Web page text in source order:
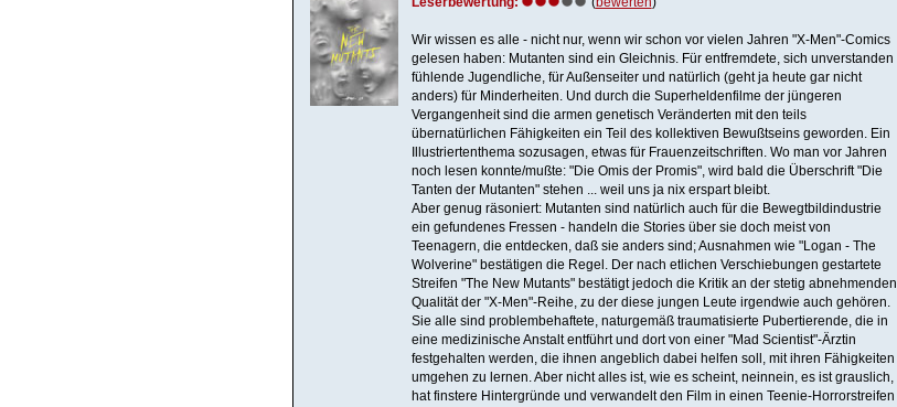
Wir wissen es alle - nicht nur, wenn wir schon vor vielen Jahren "X-Men"-Comics
gelesen haben: Mutanten sind ein Gleichnis. Für entfremdete, sich unverstanden
fühlende Jugendliche, für Außenseiter und natürlich (geht ja heute gar nicht
anders) für Minderheiten. Und durch die Superheldenfilme der jüngeren
Vergangenheit sind die armen genetisch Veränderten mit den teils
übernatürlichen Fähigkeiten ein Teil des kollektiven Bewußtseins geworden. Ein
Illustriertenthema sozusagen, etwas für Frauenzeitschriften. Wo man vor Jahren
noch lesen konnte/mußte: "Die Omis der Promis", wird bald die Überschrift "Die
Tanten der Mutanten" stehen ... weil uns ja nix erspart bleibt.
Aber genug räsoniert: Mutanten sind natürlich auch für die Bewegtbildindustrie
ein gefundenes Fressen - handeln die Stories über sie doch meist von
Teenagern, die entdecken, daß sie anders sind; Ausnahmen wie "Logan - The
Wolverine" bestätigen die Regel. Der nach etlichen Verschiebungen gestartete
Streifen "The New Mutants" bestätigt jedoch die Kritik an der stetig abnehmenden
Qualität der "X-Men"-Reihe, zu der diese jungen Leute irgendwie auch gehören.
Sie alle sind problembehaftete, naturgemäß traumatisierte Pubertierende, die in
eine medizinische Anstalt entführt und dort von einer "Mad Scientist"-Ärztin
festgehalten werden, die ihnen angeblich dabei helfen soll, mit ihren Fähigkeiten
umgehen zu lernen. Aber nicht alles ist, wie es scheint, neinnein, es ist grauslich,
hat finstere Hintergründe und verwandelt den Film in einen Teenie-Horrorstreifen